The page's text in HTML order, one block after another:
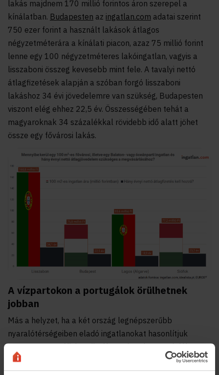
lakás majdnem 170 millió forintos áron szerepel a
kínálatban. Budapesten az ingatlan.com adatai szerint
750 ezer forint a használt lakások átlagos
négyzetméterára a kínálati piacon, azaz 75 millió forint
lenne egy 100 négyzetméteres lakóingatlan, vagyis a
lisszaboni összeg kevesebb mint fele. A tavalyi nettó
átlagfizetések alapján a szóban forgó lisszaboni
lakáshoz 34 évi jövedelemre van szükség, Budapesten
viszont elég ehhez 22,5 év. Összességében tehát a
magyaroknak 34 százalékkal rövidebb idő alatt jöhet
össze egy fővárosi lakás.
A vízpartokon a portugálok örülhetnek
jobban
Más a helyzet, ha a két ország legnépszerűbb
nyaralótérségeiben eladó ingatlanokat hasonlítjuk
össze. A portugáliai toplisták szerint Algarve régióban
találhatók a legszebb óceánparti strandok, amikhez